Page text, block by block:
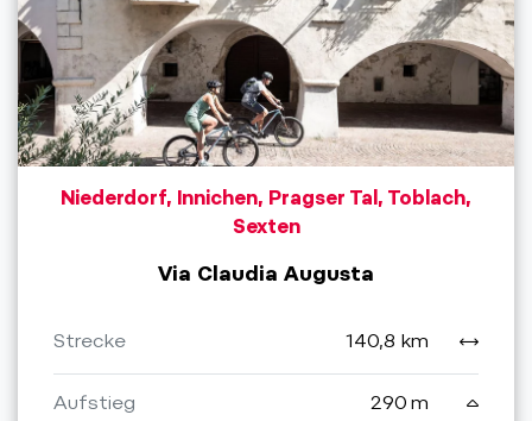
Niederdorf, Innichen, Pragser Tal, Toblach,
Sexten
Via Claudia Augusta
Strecke 140,8 km
Aufstieg 290 m